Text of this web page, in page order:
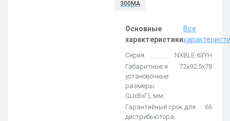
300МА
Основные
характеристики
Все
Серия:
NXBLE-63YH
Габаритные и
установочные
размеры
(ШхВхГ), мм:
72х92,5х78
Гарантийный срок для
дистрибьютора,
66